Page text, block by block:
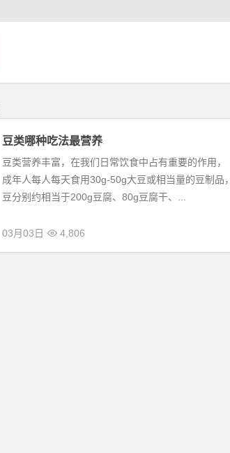
豆类哪种吃法最营养
豆类营养丰富，在我们日常饮食中占有重要的作用
成年人每人每天食用30g-50g大豆或相当量的豆制品
豆分别约相当于200g豆腐、80g豆腐干、...
03月03日 4,806